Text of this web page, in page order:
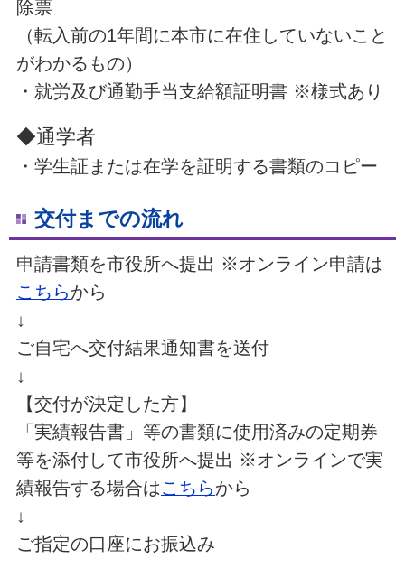
除票
（転入前の1年間に本市に在住していないこと
がわかるもの）
・就労及び通勤手当支給額証明書 ※様式あり
◆通学者
・学生証または在学を証明する書類のコピー
交付までの流れ
申請書類を市役所へ提出 ※オンライン申請は
こちらから
↓
ご自宅へ交付結果通知書を送付
↓
【交付が決定した方】
「実績報告書」等の書類に使用済みの定期券
等を添付して市役所へ提出 ※オンラインで実
績報告する場合はこちらから
↓
ご指定の口座にお振込み